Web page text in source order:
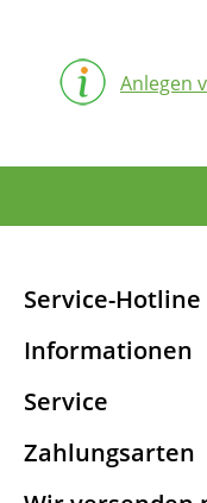
Anlegen
Service-Hotline
Informationen
Service
Zahlungsarten